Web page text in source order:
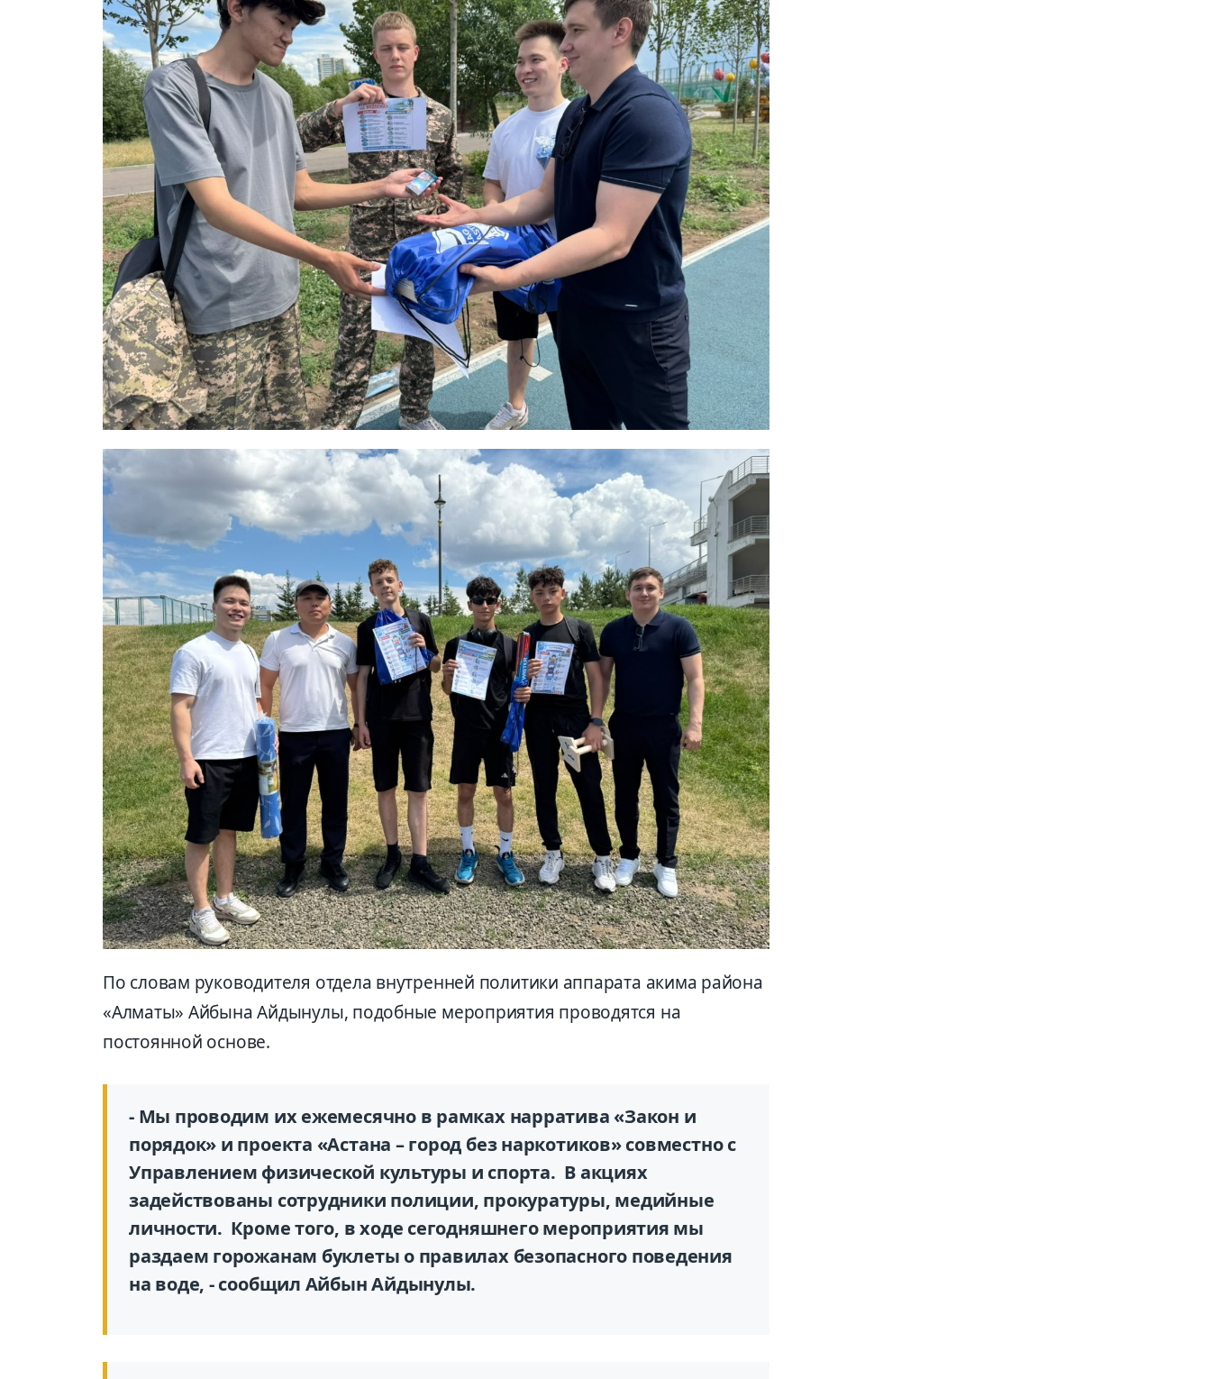
По словам руководителя отдела внутренней политики аппарата акима района
«Алматы» Айбына Айдынулы, подобные мероприятия проводятся на
постоянной основе.
- Мы проводим их ежемесячно в рамках нарратива «Закон и
порядок» и проекта «Астана – город без наркотиков» совместно с
Управлением физической культуры и спорта. В акциях
задействованы сотрудники полиции, прокуратуры, медийные
личности. Кроме того, в ходе сегодняшнего мероприятия мы
раздаем горожанам буклеты о правилах безопасного поведения
на воде, - сообщил Айбын Айдынулы.